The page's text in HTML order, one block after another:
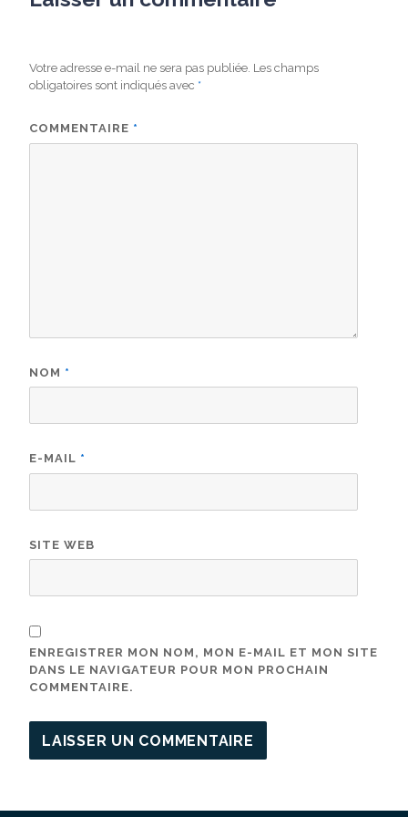
Votre adresse e-mail ne sera pas publiée. Les champs
obligatoires sont indiqués avec *
COMMENTAIRE *
NOM *
E-MAIL *
SITE WEB
ENREGISTRER MON NOM, MON E-MAIL ET MON SITE
DANS LE NAVIGATEUR POUR MON PROCHAIN
COMMENTAIRE.